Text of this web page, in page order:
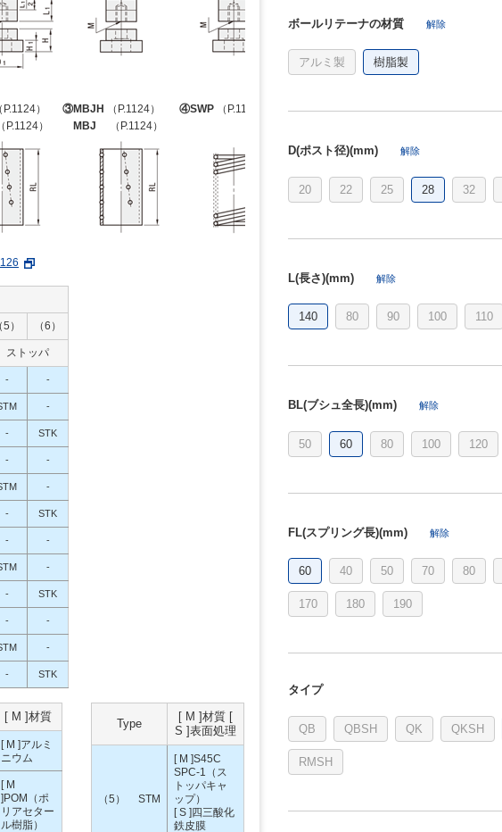
P.1124）
）
③MBJH
（P.1124）
MBJ （P.1124）
④SWP （P.1126）
（5） （6）
ストッパ
- -
-
- STK
- -
-
- STK
- -
-
- STK
- -
-
- STK
[ M ]材質
[ M ]アルミ
ニウム
[ M
]POM（ポ
リアセター
ル樹脂）
Type
[ M ]材質 [
S ]表面処理
（5） STM
[ M ]S45C
SPC-1（ス
トッパキャ
ップ）
[ S ]四三酸化
鉄皮膜
ボールリテーナの材質 解除
アルミ製 樹脂製
D(ポスト径)(mm) 解除
20 22 25 28 32
L(長さ)(mm) 解除
140 80 90 100 110
BL(ブシュ全長)(mm) 解除
50 60 80 100 120
FL(スプリング長)(mm) 解除
60 40 50 70 80
170 180 190
タイプ
QB QBSH QK QKSH
RMSH